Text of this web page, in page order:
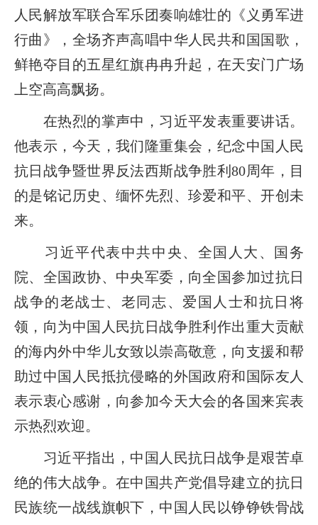
人民解放军联合军乐团奏响雄壮的《义勇军进
行曲》，全场齐声高唱中华人民共和国国歌，
鲜艳夺目的五星红旗冉冉升起，在天安门广场
上空高高飘扬。
在热烈的掌声中，习近平发表重要讲话。
他表示，今天，我们隆重集会，纪念中国人民
抗日战争暨世界反法西斯战争胜利80周年，目
的是铭记历史、缅怀先烈、珍爱和平、开创未
来。
习近平代表中共中央、全国人大、国务
院、全国政协、中央军委，向全国参加过抗日
战争的老战士、老同志、爱国人士和抗日将
领，向为中国人民抗日战争胜利作出重大贡献
的海内外中华儿女致以崇高敬意，向支援和帮
助过中国人民抵抗侵略的外国政府和国际友人
表示衷心感谢，向参加今天大会的各国来宾表
示热烈欢迎。
习近平指出，中国人民抗日战争是艰苦卓
绝的伟大战争。在中国共产党倡导建立的抗日
民族统一战线旗帜下，中国人民以铮铮铁骨战